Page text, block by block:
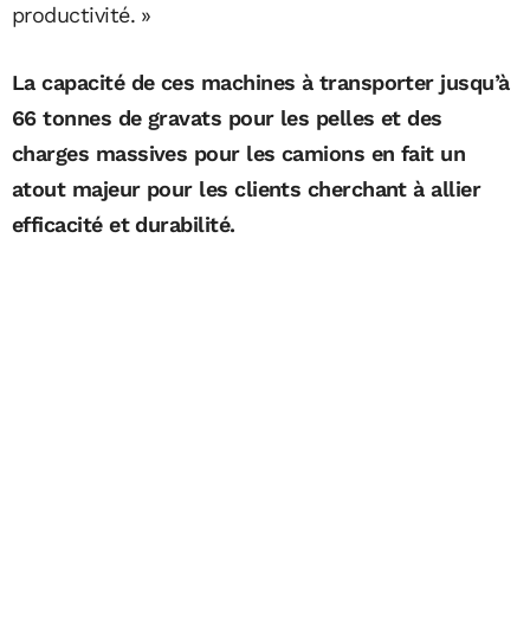
productivité. »
La capacité de ces machines à transporter jusqu’à
66 tonnes de gravats pour les pelles et des
charges massives pour les camions en fait un
atout majeur pour les clients cherchant à allier
efficacité et durabilité.